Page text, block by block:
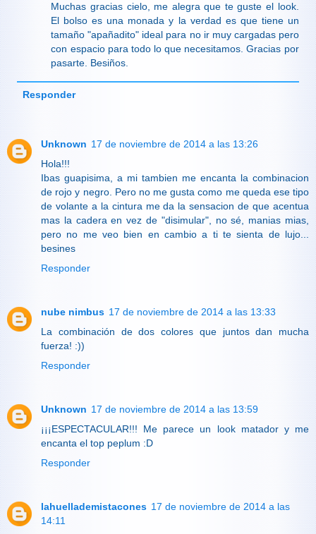
Muchas gracias cielo, me alegra que te guste el look.
El bolso es una monada y la verdad es que tiene un
tamaño "apañadito" ideal para no ir muy cargadas pero
con espacio para todo lo que necesitamos. Gracias por
pasarte. Besiños.
Responder
Unknown 17 de noviembre de 2014 a las 13:26
Hola!!!
Ibas guapisima, a mi tambien me encanta la combinacion
de rojo y negro. Pero no me gusta como me queda ese tipo
de volante a la cintura me da la sensacion de que acentua
mas la cadera en vez de "disimular", no sé, manias mias,
pero no me veo bien en cambio a ti te sienta de lujo...
besines
Responder
nube nimbus 17 de noviembre de 2014 a las 13:33
La combinación de dos colores que juntos dan mucha
fuerza! :))
Responder
Unknown 17 de noviembre de 2014 a las 13:59
¡¡¡ESPECTACULAR!!! Me parece un look matador y me
encanta el top peplum :D
Responder
lahuellademistacones 17 de noviembre de 2014 a las
14:11